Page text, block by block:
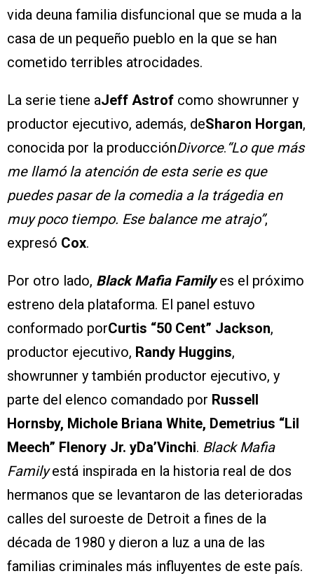
vida deuna familia disfuncional que se muda a la
casa de un pequeño pueblo en la que se han
cometido terribles atrocidades.
La serie tiene aJeff Astrof como showrunner y
productor ejecutivo, además, deSharon Horgan,
conocida por la producciónDivorce.“Lo que más
me llamó la atención de esta serie es que
puedes pasar de la comedia a la trágedia en
muy poco tiempo. Ese balance me atrajo”,
expresó Cox.
Por otro lado, Black Mafia Familyes el próximo
estreno dela plataforma. El panel estuvo
conformado porCurtis “50 Cent” Jackson,
productor ejecutivo, Randy Huggins,
showrunner y también productor ejecutivo, y
parte del elenco comandado por Russell
Hornsby, Michole Briana White, Demetrius “Lil
Meech” Flenory Jr. yDa’Vinchi. Black Mafia
Familyestá inspirada en la historia real de dos
hermanos que se levantaron de las deterioradas
calles del suroeste de Detroit a fines de la
década de 1980 y dieron a luz a una de las
familias criminales más influyentes de este país.